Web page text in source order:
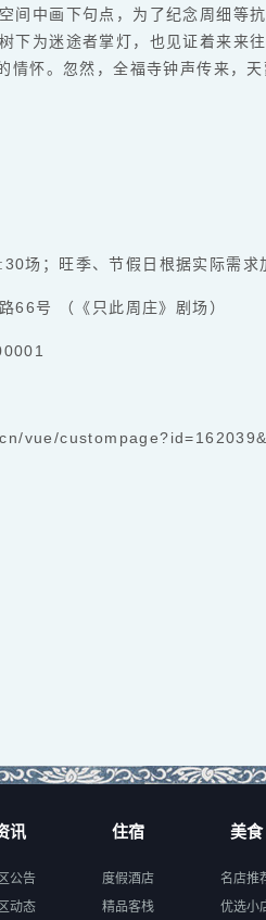
间中画下句点，为了纪念周细等
下为迷途者掌灯，也见证着来来
情怀。忽然，全福寺钟声传来，
场；旺季、节假日根据实际需求
66号 （《只此周庄》剧场）
vue/
讯
公告
动态
住宿
度假酒店
精品客栈
美食
名店推
优选小